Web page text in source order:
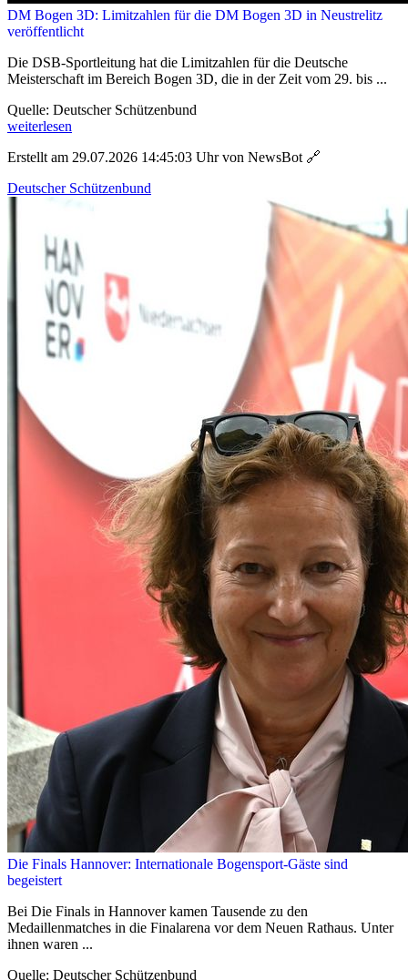
DM Bogen 3D: Limitzahlen für die DM Bogen 3D in Neustrelitz
veröffentlicht
Die DSB-Sportleitung hat die Limitzahlen für die Deutsche
Meisterschaft im Bereich Bogen 3D, die in der Zeit vom 29. bis ...
Quelle: Deutscher Schützenbund
weiterlesen
Erstellt am 29.07.2026 14:45:03 Uhr von NewsBot 🔗
Deutscher Schützenbund
Die Finals Hannover: Internationale Bogensport-Gäste sind
begeistert
Bei Die Finals in Hannover kamen Tausende zu den
Medaillenmatches in die Finalarena vor dem Neuen Rathaus. Unter
ihnen waren ...
Quelle: Deutscher Schützenbund